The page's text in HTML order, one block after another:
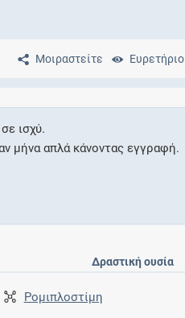
Μοιραστείτε Ευρετήριο
ισχύ.
μήνα απλά κάνοντας εγγραφή.
Δραστική ουσία
Ρομιπλοστίμη